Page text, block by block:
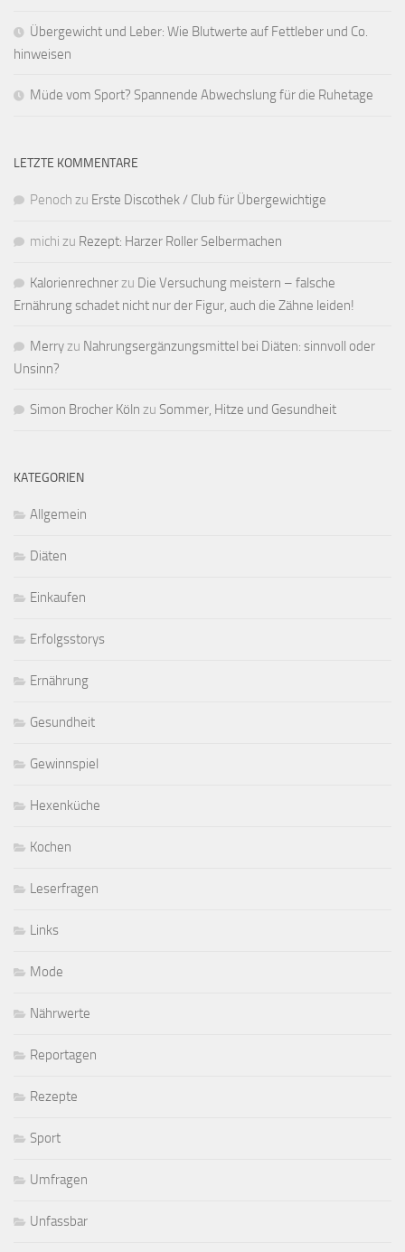
Übergewicht und Leber: Wie Blutwerte auf Fettleber und Co.
hinweisen
Müde vom Sport? Spannende Abwechslung für die Ruhetage
LETZTE KOMMENTARE
Penoch zu Erste Discothek / Club für Übergewichtige
michi zu Rezept: Harzer Roller Selbermachen
Kalorienrechnerzu Die Versuchung meistern – falsche
Ernährung schadet nicht nur der Figur, auch die Zähne leiden!
Merryzu Nahrungsergänzungsmittel bei Diäten: sinnvoll oder
Unsinn?
Simon Brocher Köln zu Sommer, Hitze und Gesundheit
KATEGORIEN
Allgemein
Diäten
Einkaufen
Erfolgsstorys
Ernährung
Gesundheit
Gewinnspiel
Hexenküche
Kochen
Leserfragen
Links
Mode
Nährwerte
Reportagen
Rezepte
Sport
Umfragen
Unfassbar